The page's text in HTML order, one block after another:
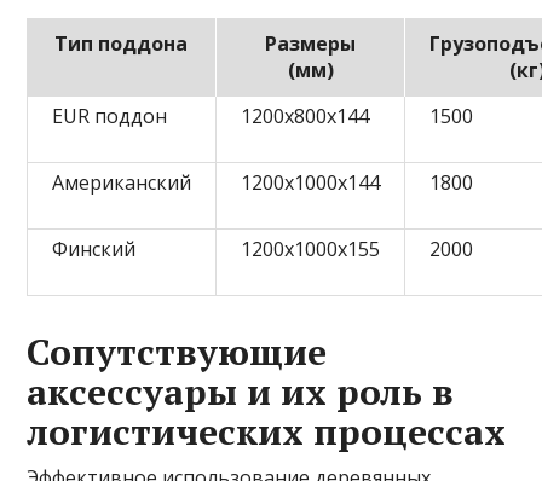
Тип поддона
Размеры
(мм)
EUR поддон
1200x800x144 1500
Американский 1200x1000x144 1800
Финский 1200x1000x155 2000
Сопутствующие
аксессуары и их роль в
логистических процессах